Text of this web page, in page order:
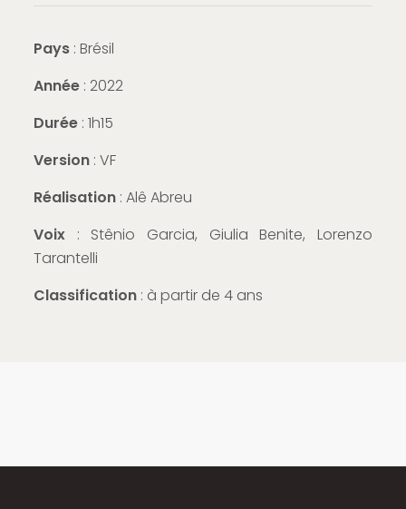
Pays : Brésil
Année : 2022
Durée: 1h15
Version : VF
Réalisation : Alê Abreu
Voix : Stênio Garcia, Giulia Benite, Lorenzo
Tarantelli
Classification: à partir de 4 ans